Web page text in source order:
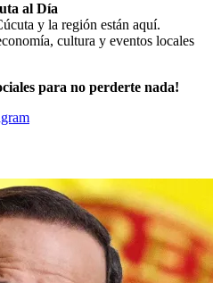
al Día
y la región están aquí.
cultura y eventos locales
para no perderte nada!